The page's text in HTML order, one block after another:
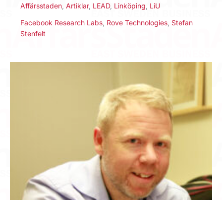
Affärsstaden Artiklar, LEAD, Linköping LiU
Facebook Research Labs Rove Technologies Stefan
Stenfelt